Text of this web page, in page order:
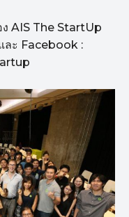
AIS The StartUp
ะ Facebook :